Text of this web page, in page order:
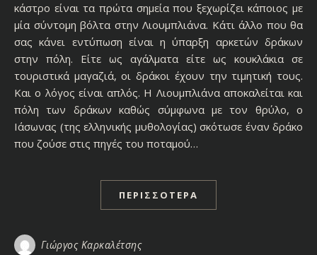
κάστρο είναι τα πρώτα σημεία που ξεχωρίζει κάποιος με
μία σύντομη βόλτα στην Λιουμπλιάνα. Κάτι άλλο που θα
σας κάνει εντύπωση είναι η ύπαρξη αρκετών δράκων
στην πόλη. Είτε ως αγάλματα είτε ως κουκλάκια σε
τουριστικά μαγαζιά, οι δράκοι έχουν την τιμητική τους.
Και ο λόγος είναι απλός. Η Λιουμπλιάνα αποκαλείται και
πόλη των δράκων καθώς σύμφωνα με τον θρύλο, ο
Ιάσωνας (της ελληνικής μυθολογίας) σκότωσε έναν δράκο
που ζούσε στις πηγές του ποταμού…
ΠΕΡΙΣΣΌΤΕΡΑ
Γιώργος Καρκαλέτσης